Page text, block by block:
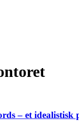
– et idealistisk